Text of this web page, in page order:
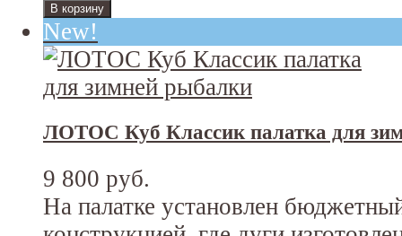
New!
ЛОТОС Куб Классик палатка для
9 800 руб.
На палатке установлен